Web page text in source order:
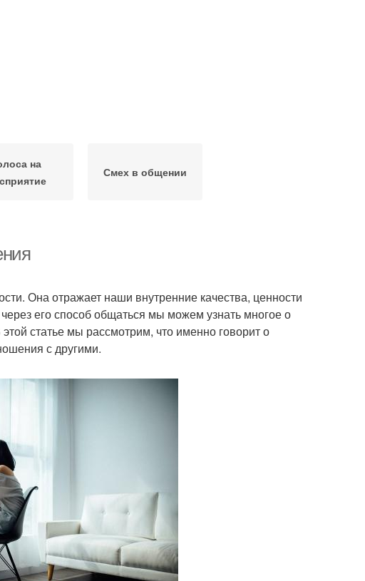
на
Смех в общении
Она отражает наши внутренние качества, ценности
его способ общаться мы можем узнать многое о
статье мы рассмотрим, что именно говорит о
с другими.